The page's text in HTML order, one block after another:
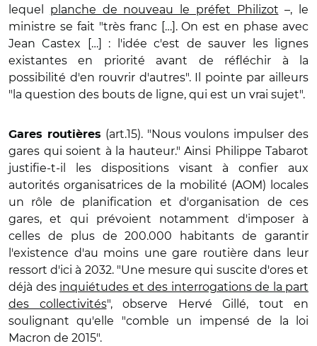
lequel planche de nouveau le préfet Philizot –, le
ministre se fait "très franc […]. On est en phase avec
Jean Castex […] : l'idée c'est de sauver les lignes
existantes en priorité avant de réfléchir à la
possibilité d'en rouvrir d'autres". Il pointe par ailleurs
"la question des bouts de ligne, qui est un vrai sujet".
Gares routières (art.15). "Nous voulons impulser des
gares qui soient à la hauteur." Ainsi Philippe Tabarot
justifie-t-il les dispositions visant à confier aux
autorités organisatrices de la mobilité (AOM) locales
un rôle de planification et d'organisation de ces
gares, et qui prévoient notamment d'imposer à
celles de plus de 200.000 habitants de garantir
l'existence d'au moins une gare routière dans leur
ressort d'ici à 2032. "Une mesure qui suscite d'ores et
déjà des inquiétudes et des interrogations de la part
des collectivités", observe Hervé Gillé, tout en
soulignant qu'elle "comble un impensé de la loi
Macron de 2015".